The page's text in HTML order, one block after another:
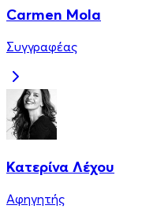
Carmen Mola
Συγγραφέας
Κατερίνα Λέχου
Αφηγητής